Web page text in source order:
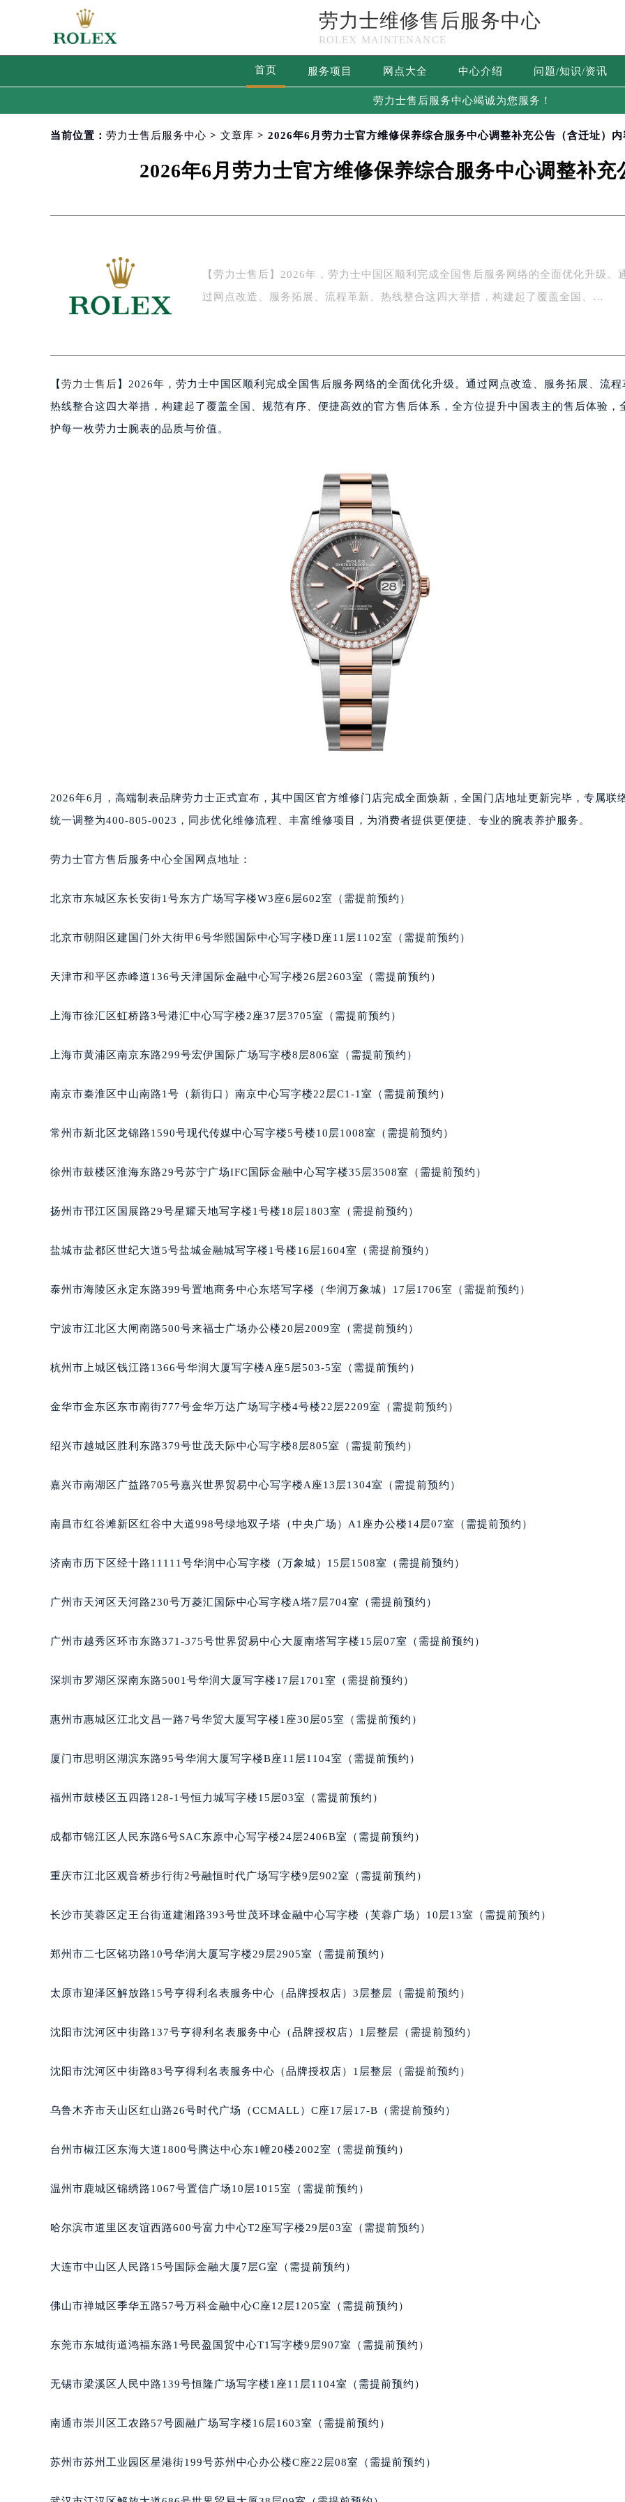
劳力士维修售后服务中心
ROLEX MAINTENANCE
首页 服务项目 网点大全 中心介绍 问题/知识/资讯
劳力士售后服务中心竭诚为您服务！
当前位置： 劳力士售后服务中心 > 文章库 > 2026年6月劳力士官方维修保养综合服务中心调整补充公告（含迁址）内
2026年6月劳力士官方维修保养综合服务中心调整补
【劳力士售后】2026年，劳力士中国区顺利完成全国售后服务网络的全面优化升级。
过网点改造、服务拓展、流程革新、热线整合这四大举措，构建起了覆盖全国、…
【 劳力士售后 】2026年，劳力士中国区顺利完成全国售后服务网络的全面优化升级。通过网点改造、服务拓展、流程
热线整合这四大举措，构建起了覆盖全国、规范有序、便捷高效的官方售后体系，全方位提升中国表主的售后体验，
护每一枚劳力士腕表的品质与价值。
2026年6月，高端制表品牌劳力士正式宣布，其中国区官方维修门店完成全面焕新，全国门店地址更新完毕，专属联
统一调整为400-805-0023，同步优化维修流程、丰富维修项目，为消费者提供更便捷、专业的腕表养护服务。
劳力士官方售后服务中心全国网点地址：
北京市东城区东长安街1号东方广场写字楼W3座6层602室（需提前预约）
北京市朝阳区建国门外大街甲6号华熙国际中心写字楼D座11层1102室（需提前预约）
天津市和平区赤峰道136号天津国际金融中心写字楼26层2603室（需提前预约）
上海市徐汇区虹桥路3号港汇中心写字楼2座37层3705室（需提前预约）
上海市黄浦区南京东路299号宏伊国际广场写字楼8层806室（需提前预约）
南京市秦淮区中山南路1号（新街口）南京中心写字楼22层C1-1室（需提前预约）
常州市新北区龙锦路1590号现代传媒中心写字楼5号楼10层1008室（需提前预约）
徐州市鼓楼区淮海东路29号苏宁广场IFC国际金融中心写字楼35层3508室（需提前预约）
扬州市邗江区国展路29号星耀天地写字楼1号楼18层1803室（需提前预约）
盐城市盐都区世纪大道5号盐城金融城写字楼1号楼16层1604室（需提前预约）
泰州市海陵区永定东路399号置地商务中心东塔写字楼（华润万象城）17层1706室（需提前预约）
宁波市江北区大闸南路500号来福士广场办公楼20层2009室（需提前预约）
杭州市上城区钱江路1366号华润大厦写字楼A座5层503-5室（需提前预约）
金华市金东区东市南街777号金华万达广场写字楼4号楼22层2209室（需提前预约）
绍兴市越城区胜利东路379号世茂天际中心写字楼8层805室（需提前预约）
嘉兴市南湖区广益路705号嘉兴世界贸易中心写字楼A座13层1304室（需提前预约）
南昌市红谷滩新区红谷中大道998号绿地双子塔（中央广场）A1座办公楼14层07室（需提前预约）
济南市历下区经十路11111号华润中心写字楼（万象城）15层1508室（需提前预约）
广州市天河区天河路230号万菱汇国际中心写字楼A塔7层704室（需提前预约）
广州市越秀区环市东路371-375号世界贸易中心大厦南塔写字楼15层07室（需提前预约）
深圳市罗湖区深南东路5001号华润大厦写字楼17层1701室（需提前预约）
惠州市惠城区江北文昌一路7号华贸大厦写字楼1座30层05室（需提前预约）
厦门市思明区湖滨东路95号华润大厦写字楼B座11层1104室（需提前预约）
福州市鼓楼区五四路128-1号恒力城写字楼15层03室（需提前预约）
成都市锦江区人民东路6号SAC东原中心写字楼24层2406B室（需提前预约）
重庆市江北区观音桥步行街2号融恒时代广场写字楼9层902室（需提前预约）
长沙市芙蓉区定王台街道建湘路393号世茂环球金融中心写字楼（芙蓉广场）10层13室（需提前预约）
郑州市二七区铭功路10号华润大厦写字楼29层2905室（需提前预约）
太原市迎泽区解放路15号亨得利名表服务中心（品牌授权店）3层整层（需提前预约）
沈阳市沈河区中街路137号亨得利名表服务中心（品牌授权店）1层整层（需提前预约）
沈阳市沈河区中街路83号亨得利名表服务中心（品牌授权店）1层整层（需提前预约）
乌鲁木齐市天山区红山路26号时代广场（CCMALL）C座17层17-B（需提前预约）
台州市椒江区东海大道1800号腾达中心东1幢20楼2002室（需提前预约）
温州市鹿城区锦绣路1067号置信广场10层1015室（需提前预约）
哈尔滨市道里区友谊西路600号富力中心T2座写字楼29层03室（需提前预约）
大连市中山区人民路15号国际金融大厦7层G室（需提前预约）
佛山市禅城区季华五路57号万科金融中心C座12层1205室（需提前预约）
东莞市东城街道鸿福东路1号民盈国贸中心T1写字楼9层907室（需提前预约）
无锡市梁溪区人民中路139号恒隆广场写字楼1座11层1104室（需提前预约）
南通市崇川区工农路57号圆融广场写字楼16层1603室（需提前预约）
苏州市苏州工业园区星港街199号苏州中心办公楼C座22层08室（需提前预约）